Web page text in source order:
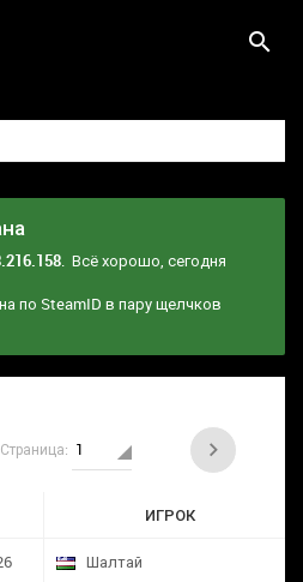
. Всё хорошо, сегодня
по SteamID в пару щелчков
ИГРОК
Шалтай